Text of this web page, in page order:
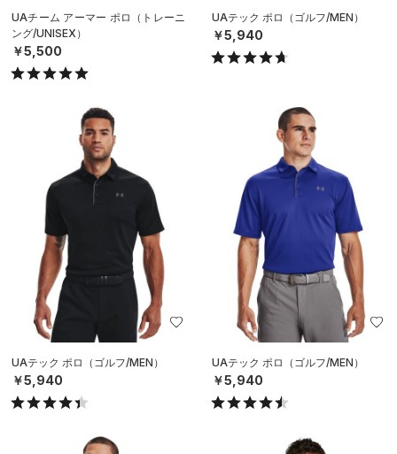
UAチーム アーマー ポロ（トレーニ
ング/UNISEX）
￥5,500
UAテック ポロ（ゴルフ/MEN）
￥5,940
UAテック ポロ（ゴルフ/MEN）
￥5,940
UAテック ポロ（ゴルフ/MEN）
￥5,940